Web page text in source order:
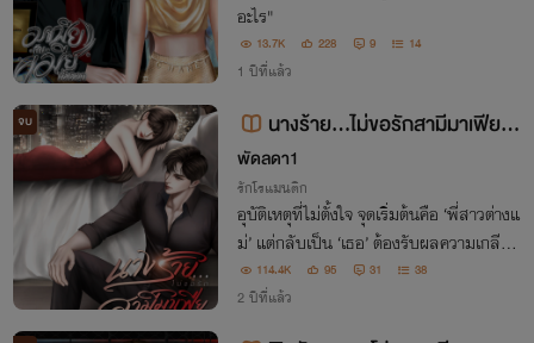
อะไร"
13.7K 228 9 14
1 ปีที่แล้ว
จบ
นางร้าย…ไม่ขอรักสามีมาเฟียแล้
ว (NC20++ ) (ติดเหรียญวันที่09/0
1/68)
พัดลดา1
รักโรแมนติก
อุบัติเหตุที่ไม่ตั้งใจ จุดเริ่มต้นคือ ‘พี่สาวต่างแ
ม่’ แต่กลับเป็น ‘เธอ’ ต้องรับผลความเกลียด
ชังของ ‘เขา’ แทน และเขาไม่สามารถรักลูกส
าวศัตรูได้ลง!
114.4K 95 31 38
2 ปีที่แล้ว